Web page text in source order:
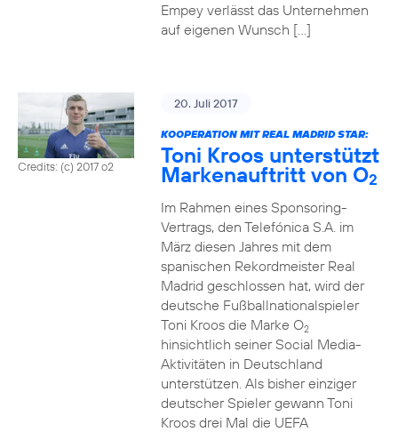
Empey verlässt das Unternehmen
auf eigenen Wunsch […]
Credits: (c) 2017 o2
20. Juli 2017
KOOPERATION MIT REAL MADRID STAR:
Toni Kroos unterstützt
Markenauftritt von O2
Im Rahmen eines Sponsoring-
Vertrags, den Telefónica S.A. im
März diesen Jahres mit dem
spanischen Rekordmeister Real
Madrid geschlossen hat, wird der
deutsche Fußballnationalspieler
Toni Kroos die Marke O2
hinsichtlich seiner Social Media-
Aktivitäten in Deutschland
unterstützen. Als bisher einziger
deutscher Spieler gewann Toni
Kroos drei Mal die UEFA